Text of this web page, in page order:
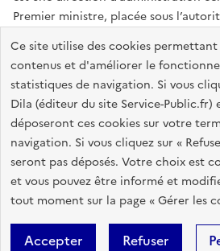
Ce site utilise des cookies permettant
contenus et d'améliorer le
statistiques de navigation. Si vous
Dila (éditeur du site Service-Public.fr)
déposeront ces cookies sur votre
navigation. Si vous cliquez sur «
seront pas déposés. Votre choix est
et vous pouvez être informé et
tout moment sur la page « Gérer les
Accepter Refuser
Premier ministre, placée sous
info.gouv.fr
assemblee-
Répertoire des informations
Plan du site
Accessibilité du site :
Accessibilité des sites de la DILA
Mentions
Données personnelles et sécurité
Gestion
Sauf mention contraire, tous les contenus